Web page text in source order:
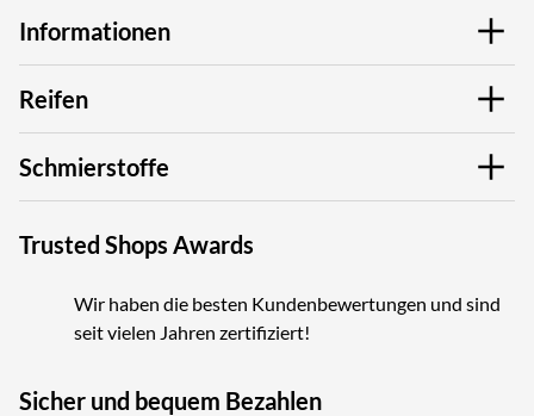
Informationen
Reifen
Schmierstoffe
Trusted Shops Awards
Wir haben die besten Kundenbewertungen und sind
seit vielen Jahren zertifiziert!
Sicher und bequem Bezahlen